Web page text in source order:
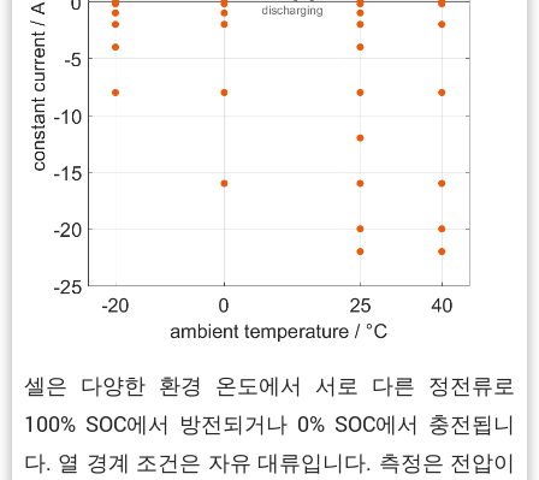
셀은 다양한 환경 온도에서 서로 다른 정전류로
100% SOC에서 방전되거나 0% SOC에서 충전됩니
다. 열 경계 조건은 자유 대류입니다. 측정은 전압이